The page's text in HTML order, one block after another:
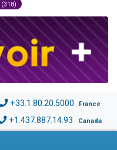
(318)
+33.1.80.20.5000 France
+1.437.887.14.93 Canada